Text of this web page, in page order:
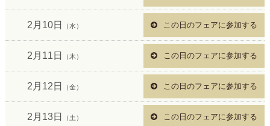
2月10日 （水） この日のフェアに参加する
2月11日 （木） この日のフェアに参加する
2月12日 （金） この日のフェアに参加する
2月13日 （土） この日のフェアに参加する